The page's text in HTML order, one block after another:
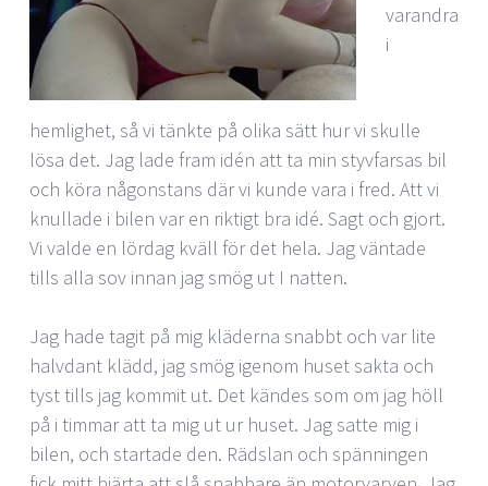
varandra
i
hemlighet, så vi tänkte på olika sätt hur vi skulle
lösa det. Jag lade fram idén att ta min styvfarsas bil
och köra någonstans där vi kunde vara i fred. Att vi
knullade i bilen var en riktigt bra idé. Sagt och gjort.
Vi valde en lördag kväll för det hela. Jag väntade
tills alla sov innan jag smög ut I natten.
Jag hade tagit på mig kläderna snabbt och var lite
halvdant klädd, jag smög igenom huset sakta och
tyst tills jag kommit ut. Det kändes som om jag höll
på i timmar att ta mig ut ur huset. Jag satte mig i
bilen, och startade den. Rädslan och spänningen